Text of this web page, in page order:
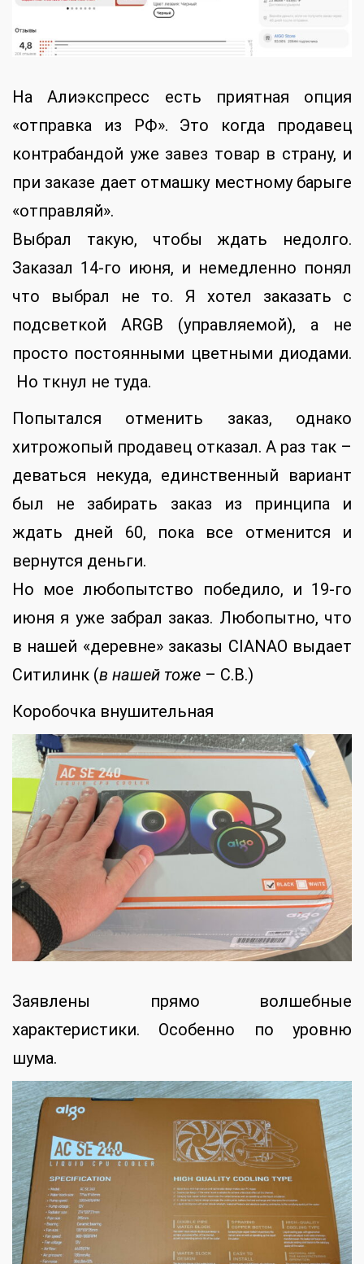
На Алиэкспресс есть приятная опция
«отправка из РФ». Это когда продавец
контрабандой уже завез товар в страну, и
при заказе дает отмашку местному барыге
«отправляй».
Выбрал такую, чтобы ждать недолго.
Заказал 14-го июня, и немедленно понял
что выбрал не то. Я хотел заказать с
подсветкой ARGB (управляемой), а не
просто постоянными цветными диодами.
Но ткнул не туда.
Попытался отменить заказ, однако
хитрожопый продавец отказал. А раз так –
деваться некуда, единственный вариант
был не забирать заказ из принципа и
ждать дней 60, пока все отменится и
вернутся деньги.
Но мое любопытство победило, и 19-го
июня я уже забрал заказ. Любопытно, что
в нашей «деревне» заказы CIANAO выдает
Ситилинк (в нашей тоже – С.В.)
Коробочка внушительная
Заявлены прямо волшебные
характеристики. Особенно по уровню
шума.